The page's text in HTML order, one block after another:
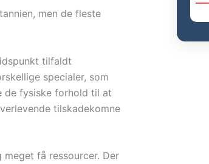
men de fleste
tilfaldt
specialer, som
de fysiske forhold til at
tilskadekomne
få ressourcer. Der